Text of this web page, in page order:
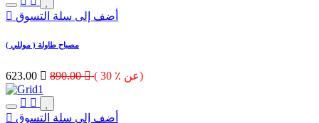
أضف إلى سلة التسوق
مصباح طاولة ( موللي )
623.00  890.00 ( 30 ٪ عن)
أضف إلى سلة التسوق